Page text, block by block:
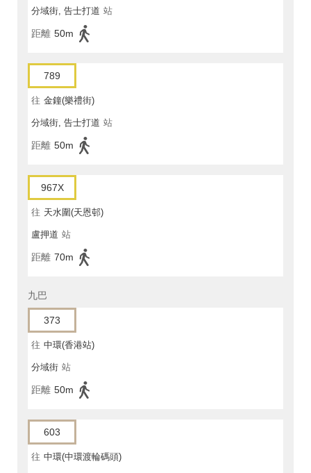
分域街, 告士打道 站
距離 50m
789
往 金鐘(樂禮街)
分域街, 告士打道 站
距離 50m
967X
往 天水圍(天恩邨)
盧押道 站
距離 70m
九巴
373
往 中環(香港站)
分域街 站
距離 50m
603
往 中環(中環渡輪碼頭)